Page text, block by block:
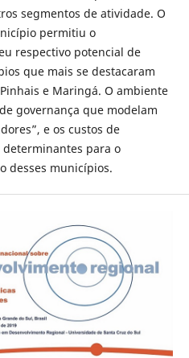
segmentos de atividade. O
permitiu o
respectivo potencial de
que mais se destacaram
e Maringá. O ambiente
governança que modelam
e os custos de
para o
desses municípios.